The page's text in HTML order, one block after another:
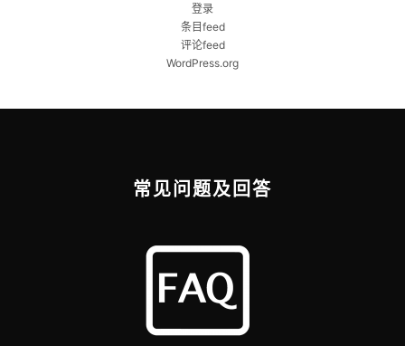
登录
条目feed
评论feed
WordPress.org
常见问题及回答